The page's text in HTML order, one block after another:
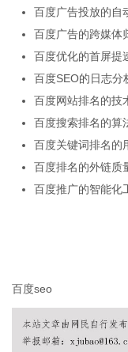
百度广告投放的自
百度广告的跨媒体
百度优化的首屏提
百度SEO的日志分
百度网站排名的技
百度搜索排名的算
百度关键词排名的
百度排名的外链质
百度推广的智能化
百度seo